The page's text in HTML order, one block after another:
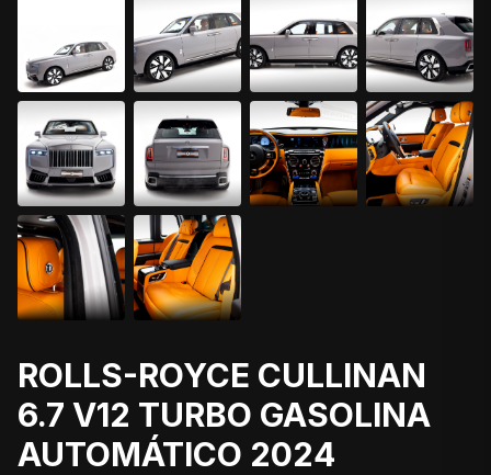
ROLLS-ROYCE CULLINAN
6.7 V12 TURBO GASOLINA
AUTOMÁTICO 2024